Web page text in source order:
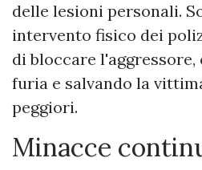
delle lesioni personali.
intervento fisico dei
di bloccare
furia e salvando la
peggiori.
​Minacce